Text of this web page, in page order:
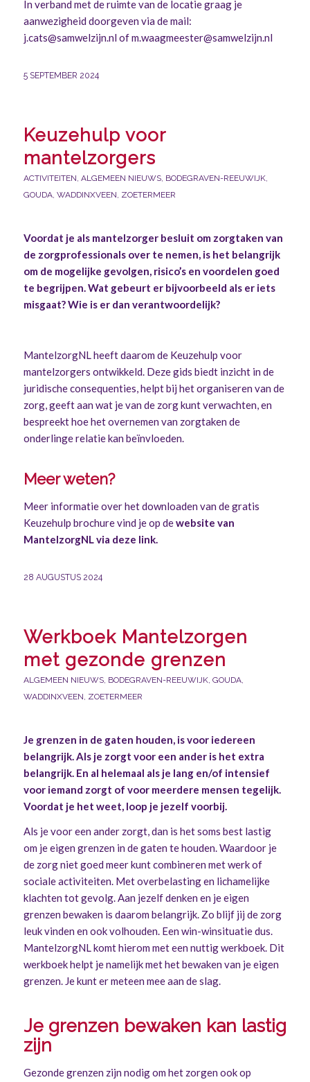
In verband met de ruimte van de locatie graag je
aanwezigheid doorgeven via de mail:
j.cats@samwelzijn.nl ofm.waagmeester@samwelzijn.nl
5 SEPTEMBER 2024
Keuzehulp voor
mantelzorgers
ACTIVITEITEN, ALGEMEEN NIEUWS, BODEGRAVEN-REEUWIJK,
GOUDA, WADDINXVEEN, ZOETERMEER
Voordat je als mantelzorger besluit om zorgtaken van
de zorgprofessionals over te nemen, is het belangrijk
om de mogelijke gevolgen, risico’s en voordelen goed
te begrijpen. Wat gebeurt er bijvoorbeeld als er iets
misgaat? Wie is er dan verantwoordelijk?
MantelzorgNL heeft daarom de Keuzehulp voor
mantelzorgers ontwikkeld. Deze gids biedt inzicht in de
juridische consequenties, helpt bij het organiseren van de
zorg, geeft aan wat je van de zorg kunt verwachten, en
bespreekt hoe het overnemen van zorgtaken de
onderlinge relatie kan beïnvloeden.
Meer weten?
Meer informatie over het downloaden van de gratis
Keuzehulp brochure vind je op dewebsite van
MantelzorgNL via deze link.
28 AUGUSTUS 2024
Werkboek Mantelzorgen
met gezonde grenzen
ALGEMEEN NIEUWS, BODEGRAVEN-REEUWIJK, GOUDA,
WADDINXVEEN ZOETERMEER
Je grenzen in de gaten houden, is voor iedereen
belangrijk. Als je zorgt voor een ander is het extra
belangrijk. En al helemaal als je lang en/of intensief
voor iemand zorgt of voor meerdere mensen tegelijk.
Voordat je het weet, loop je jezelf voorbij.
Als je voor een ander zorgt, dan is het soms best lastig
om je eigen grenzen in de gaten te houden. Waardoor je
de zorg niet goed meer kunt combineren met werk of
sociale activiteiten. Met overbelasting en lichamelijke
klachten tot gevolg. Aan jezelf denken en je eigen
grenzen bewaken is daarom belangrijk. Zo blijf jij de zorg
leuk vinden en ook volhouden. Een win-winsituatie dus.
MantelzorgNL komt hierom met een nuttig werkboek. Dit
werkboek helpt je namelijk met het bewaken van je eigen
grenzen. Je kunt er meteen mee aan de slag.
Je grenzen bewaken kan lastig
zijn
Gezonde grenzen zijn nodig om het zorgen ook op